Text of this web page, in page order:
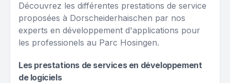
Découvrez les différentes prestations de service
proposées à Dorscheiderhaischen par nos
experts en développement d'applications pour
les professionels au Parc Hosingen.
Les prestations de services en développement
de logiciels